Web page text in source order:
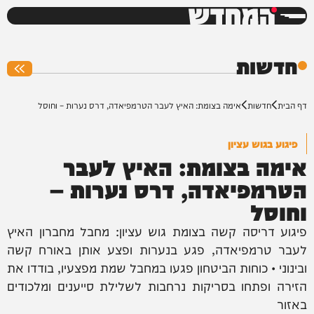
המחדש
חדשות
דף הבית חדשות אימה בצומת: האיץ לעבר הטרמפיאדה, דרס נערות – וחוסל
פיגוע בגוש עציון
אימה בצומת: האיץ לעבר
הטרמפיאדה, דרס נערות –
וחוסל
פיגוע דריסה קשה בצומת גוש עציון: מחבל מחברון האיץ
לעבר טרמפיאדה, פגע בנערות ופצע אותן באורח קשה
ובינוני • כוחות הביטחון פגעו במחבל שמת מפצעיו, בודדו את
הזירה ופתחו בסריקות נרחבות לשלילת סייענים ומלכודים
באזור